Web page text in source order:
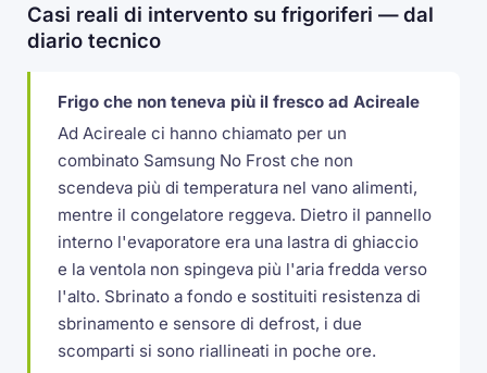
Casi reali di intervento su frigoriferi — dal
diario tecnico
Frigo che non teneva più il fresco ad Acireale
Ad Acireale ci hanno chiamato per un
combinato Samsung No Frost che non
scendeva più di temperatura nel vano alimenti,
mentre il congelatore reggeva. Dietro il pannello
interno l'evaporatore era una lastra di ghiaccio
e la ventola non spingeva più l'aria fredda verso
l'alto. Sbrinato a fondo e sostituiti resistenza di
sbrinamento e sensore di defrost, i due
scomparti si sono riallineati in poche ore.